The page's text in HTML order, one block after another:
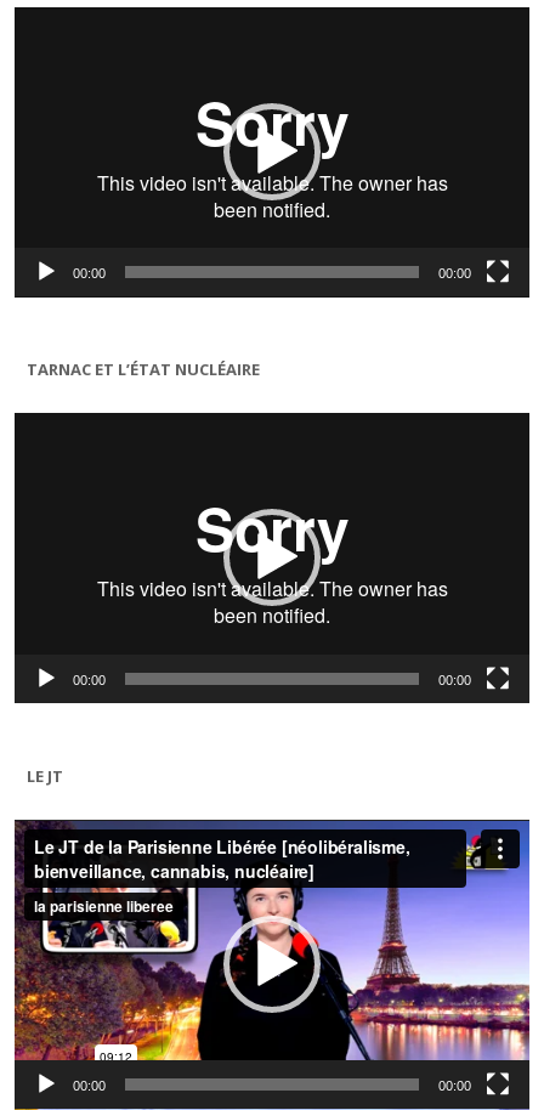
Lecteur
00:00 00:00
TARNAC ET L’ÉTAT NUCLÉAIRE
Lecteur
00:00 00:00
LE JT
Lecteur
vidéo
00:00 00:00